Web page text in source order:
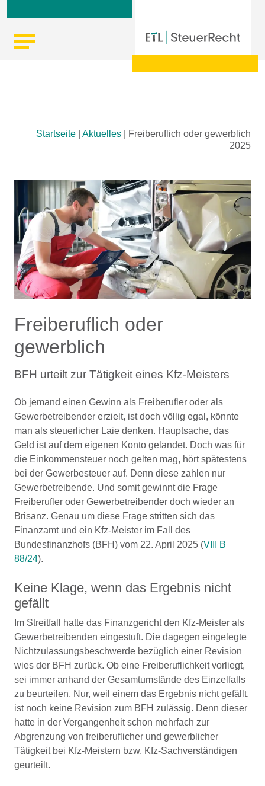
Startseite Aktuelles
Freiberuflich oder gewerblich
2025
Freiberuflich oder
gewerblich
BFH urteilt zur Tätigkeit eines Kfz-Meisters
Ob jemand einen Gewinn als Freiberufler oder als
Gewerbetreibender erzielt, ist doch völlig egal, könnte
man als steuerlicher Laie denken. Hauptsache, das
Geld ist auf dem eigenen Konto gelandet. Doch was für
die Einkommensteuer noch gelten mag, hört spätestens
bei der Gewerbesteuer auf. Denn diese zahlen nur
Gewerbetreibende. Und somit gewinnt die Frage
Freiberufler oder Gewerbetreibender doch wieder an
Brisanz. Genau um diese Frage stritten sich das
Finanzamt und ein Kfz-Meister im Fall des
Bundesfinanzhofs (BFH) vom 22. April 2025 (VIII B
88/24).
Keine Klage, wenn das Ergebnis nicht
gefällt
Im Streitfall hatte das Finanzgericht den Kfz-Meister als
Gewerbetreibenden eingestuft. Die dagegen eingelegte
Nichtzulassungsbeschwerde bezüglich einer Revision
wies der BFH zurück. Ob eine Freiberuflichkeit vorliegt,
sei immer anhand der Gesamtumstände des Einzelfalls
zu beurteilen. Nur, weil einem das Ergebnis nicht gefällt,
ist noch keine Revision zum BFH zulässig. Denn dieser
hatte in der Vergangenheit schon mehrfach zur
Abgrenzung von freiberuflicher und gewerblicher
Tätigkeit bei Kfz-Meistern bzw. Kfz-Sachverständigen
geurteilt.